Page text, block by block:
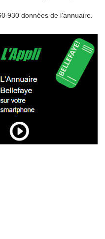
930 données de l'annuaire.